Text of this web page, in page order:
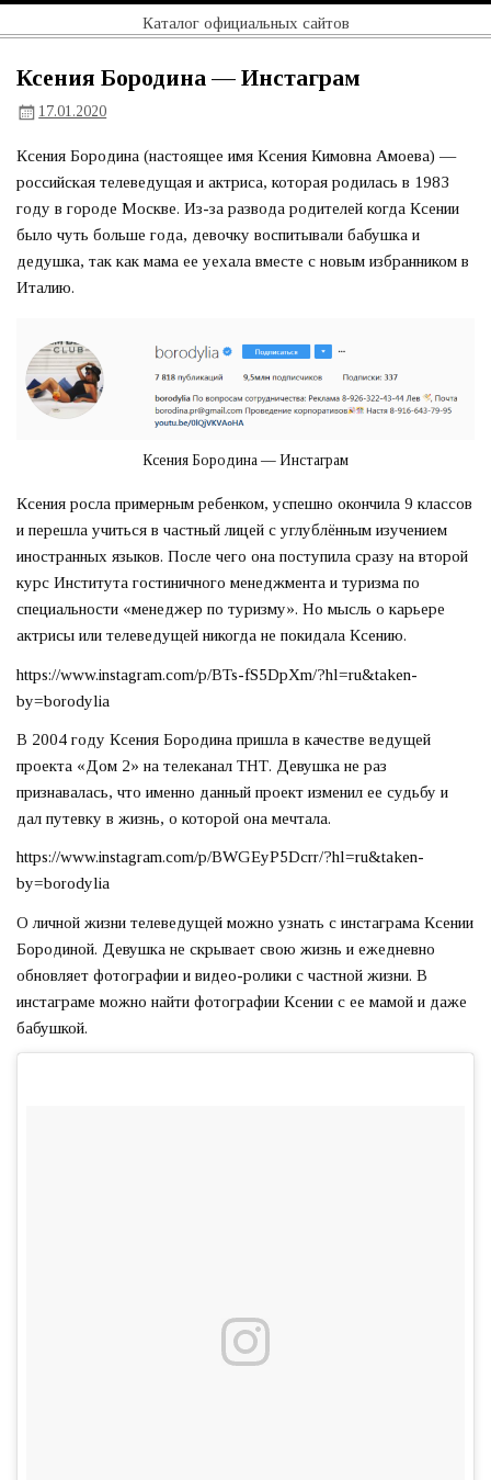
Перейти
содержимому
Официальный
Каталог официальных сайтов
Ксения Бородина — Инстаграм
17.01.2020
Ксения Бородина (настоящее имя Ксения Кимовна Амоева) —
российская телеведущая и актриса, которая родилась в 1983
году в городе Москве. Из-за развода родителей когда Ксении
было чуть больше года, девочку воспитывали бабушка и
дедушка, так как мама ее уехала вместе с новым избранником в
Италию.
Ксения Бородина — Инстаграм
Ксения росла примерным ребенком, успешно окончила 9 классов
и перешла учиться в частный лицей с углублённым изучением
иностранных языков. После чего она поступила сразу на второй
курс Института гостиничного менеджмента и туризма по
специальности «менеджер по туризму». Но мысль о карьере
актрисы или телеведущей никогда не покидала Ксению.
https://www.instagram.com/p/BTs-fS5DpXm/?hl=ru&taken-
by=borodylia
В 2004 году Ксения Бородина пришла в качестве ведущей
проекта «Дом 2» на телеканал ТНТ. Девушка не раз
признавалась, что именно данный проект изменил ее судьбу и
дал путевку в жизнь, о которой она мечтала.
https://www.instagram.com/p/BWGEyP5Dcrr/?hl=ru&taken-
by=borodylia
О личной жизни телеведущей можно узнать с инстаграма Ксении
Бородиной. Девушка не скрывает свою жизнь и ежедневно
обновляет фотографии и видео-ролики с частной жизни. В
инстаграме можно найти фотографии Ксении с ее мамой и даже
бабушкой.